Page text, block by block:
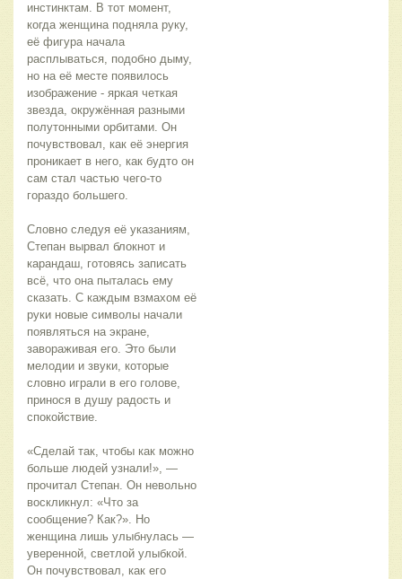
инстинктам. В тот момент,
когда женщина подняла руку,
её фигура начала
расплываться, подобно дыму,
но на её месте появилось
изображение - яркая четкая
звезда, окружённая разными
полутонными орбитами. Он
почувствовал, как её энергия
проникает в него, как будто он
сам стал частью чего-то
гораздо большего.
Словно следуя её указаниям,
Степан вырвал блокнот и
карандаш, готовясь записать
всё, что она пыталась ему
сказать. С каждым взмахом её
руки новые символы начали
появляться на экране,
завораживая его. Это были
мелодии и звуки, которые
словно играли в его голове,
принося в душу радость и
спокойствие.
«Сделай так, чтобы как можно
больше людей узнали!», —
прочитал Степан. Он невольно
воскликнул: «Что за
сообщение? Как?». Но
женщина лишь улыбнулась —
уверенной, светлой улыбкой.
Он почувствовал, как его